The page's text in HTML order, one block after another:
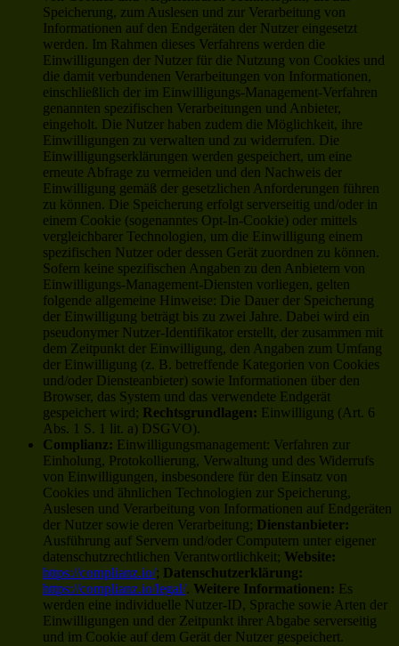
Speicherung, zum Auslesen und zur Verarbeitung von
Informationen auf den Endgeräten der Nutzer eingesetzt
werden. Im Rahmen dieses Verfahrens werden die
Einwilligungen der Nutzer für die Nutzung von Cookies und
die damit verbundenen Verarbeitungen von Informationen,
einschließlich der im Einwilligungs-Management-Verfahren
genannten spezifischen Verarbeitungen und Anbieter,
eingeholt. Die Nutzer haben zudem die Möglichkeit, ihre
Einwilligungen zu verwalten und zu widerrufen. Die
Einwilligungserklärungen werden gespeichert, um eine
erneute Abfrage zu vermeiden und den Nachweis der
Einwilligung gemäß der gesetzlichen Anforderungen führen
zu können. Die Speicherung erfolgt serverseitig und/oder in
einem Cookie (sogenanntes Opt-In-Cookie) oder mittels
vergleichbarer Technologien, um die Einwilligung einem
spezifischen Nutzer oder dessen Gerät zuordnen zu können.
Sofern keine spezifischen Angaben zu den Anbietern von
Einwilligungs-Management-Diensten vorliegen, gelten
folgende allgemeine Hinweise: Die Dauer der Speicherung
der Einwilligung beträgt bis zu zwei Jahre. Dabei wird ein
pseudonymer Nutzer-Identifikator erstellt, der zusammen mit
dem Zeitpunkt der Einwilligung, den Angaben zum Umfang
der Einwilligung (z. B. betreffende Kategorien von Cookies
und/oder Diensteanbieter) sowie Informationen über den
Browser, das System und das verwendete Endgerät
gespeichert wird; Rechtsgrundlagen: Einwilligung (Art. 6
Abs. 1 S. 1 lit. a) DSGVO).
Complianz: Einwilligungsmanagement: Verfahren zur
Einholung, Protokollierung, Verwaltung und des Widerrufs
von Einwilligungen, insbesondere für den Einsatz von
Cookies und ähnlichen Technologien zur Speicherung,
Auslesen und Verarbeitung von Informationen auf Endgeräten
der Nutzer sowie deren Verarbeitung; Dienstanbieter:
Ausführung auf Servern und/oder Computern unter eigener
datenschutzrechtlichen Verantwortlichkeit; Website:
https://complianz.io/; Datenschutzerklärung:
https://complianz.io/legal/. Weitere Informationen: Es
werden eine individuelle Nutzer-ID, Sprache sowie Arten der
Einwilligungen und der Zeitpunkt ihrer Abgabe serverseitig
und im Cookie auf dem Gerät der Nutzer gespeichert.